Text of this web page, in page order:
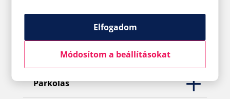
Házirend
Parkolás
Elfogadom
Módosítom a beállításokat